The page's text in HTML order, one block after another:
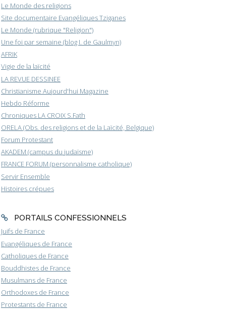
Le Monde des religions
Site documentaire Evangéliques Tziganes
Le Monde (rubrique "Religion")
Une foi par semaine (blog I. de Gaulmyn)
AFRIK
Vigie de la laïcité
LA REVUE DESSINEE
Christianisme Aujourd'hui Magazine
Hebdo Réforme
Chroniques LA CROIX S.Fath
ORELA (Obs. des religions et de la Laïcité, Belgique)
Forum Protestant
AKADEM (campus du judaïsme)
FRANCE FORUM (personnalisme catholique)
Servir Ensemble
Histoires crépues
PORTAILS CONFESSIONNELS
Juifs de France
Evangéliques de France
Catholiques de France
Bouddhistes de France
Musulmans de France
Orthodoxes de France
Protestants de France